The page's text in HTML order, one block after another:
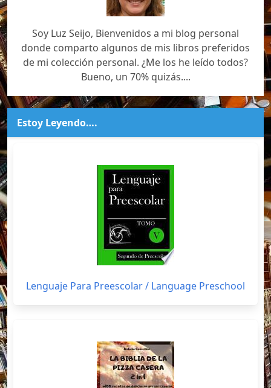
Soy Luz Seijo, Bienvenidos a mi blog personal
donde comparto algunos de mis libros preferidos
de mi colección personal. ¿Me los he leído todos?
Bueno, un 70% quizás....
Estoy Leyendo….
Lenguaje Para Preescolar / Language Preschool